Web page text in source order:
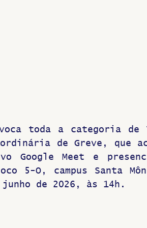
toda a categoria de
de Greve, que
Google Meet e
5-O, campus Santa
de 2026, às 14h.